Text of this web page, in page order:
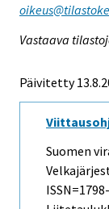
Vastaava
Päivitetty
Suomen